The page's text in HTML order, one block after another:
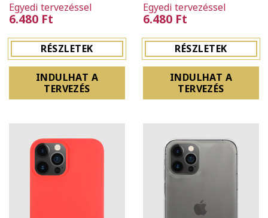
Egyedi tervezéssel
6.480 Ft
RÉSZLETEK
INDULHAT A
TERVEZÉS
Egyedi tervezéssel
6.480 Ft
RÉSZLETEK
INDULHAT A
TERVEZÉS